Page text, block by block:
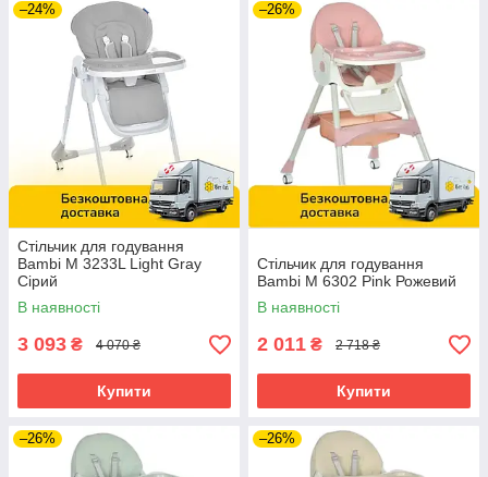
–24%
Стільчик для годування
Bambi M 3233L Light Gray
Сірий
В наявності
3 093 ₴ 4 070 ₴
Купити
–26%
Стільчик для годування
Bambi M 6302 Pink Рожевий
В наявності
2 011 ₴ 2 718 ₴
Купити
–26% –26%